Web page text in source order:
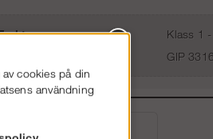
Klass 1
GIP 3316
cookies på din
användning